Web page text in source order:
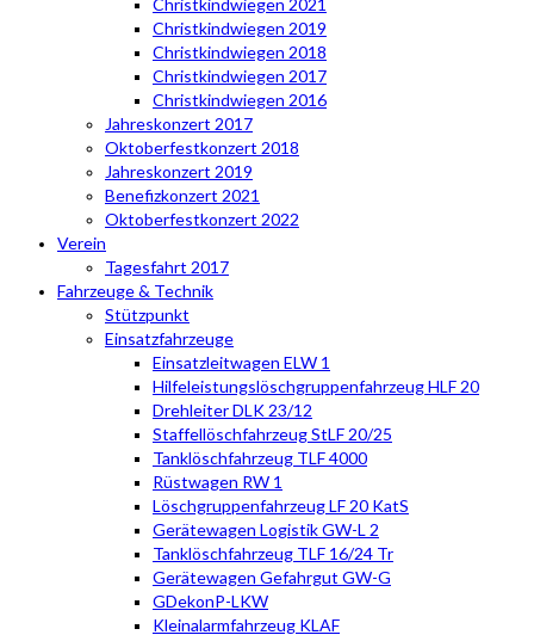
Christkindwiegen 2021
Christkindwiegen 2019
Christkindwiegen 2018
Christkindwiegen 2017
Christkindwiegen 2016
Jahreskonzert 2017
Oktoberfestkonzert 2018
Jahreskonzert 2019
Benefizkonzert 2021
Oktoberfestkonzert 2022
Verein
Tagesfahrt 2017
Fahrzeuge & Technik
Stützpunkt
Einsatzfahrzeuge
Einsatzleitwagen ELW 1
Hilfeleistungslöschgruppenfahrzeug HLF 20
Drehleiter DLK 23/12
Staffellöschfahrzeug StLF 20/25
Tanklöschfahrzeug TLF 4000
Rüstwagen RW 1
Löschgruppenfahrzeug LF 20 KatS
Gerätewagen Logistik GW-L 2
Tanklöschfahrzeug TLF 16/24 Tr
Gerätewagen Gefahrgut GW-G
GDekonP-LKW
Kleinalarmfahrzeug KLAF